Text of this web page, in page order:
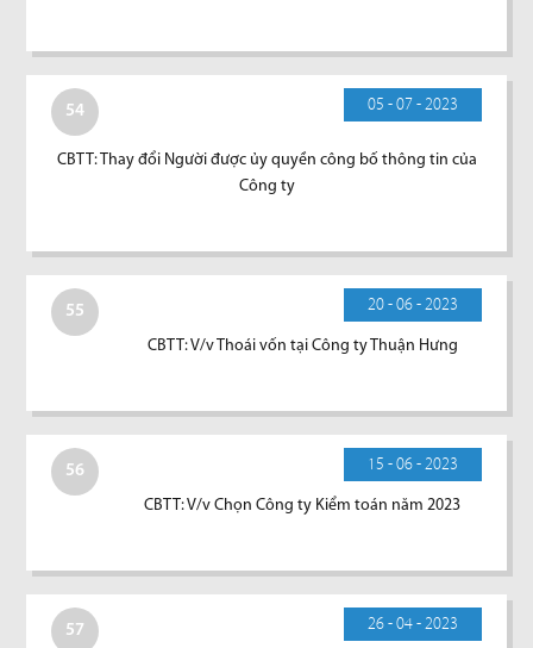
54 05 - 07 - 2023
CBTT: Thay đổi Người được ủy quyền công bố thông tin của
Công ty
55 20 - 06 - 2023
CBTT: V/v Thoái vốn tại Công ty Thuận Hưng
56 15 - 06 - 2023
CBTT: V/v Chọn Công ty Kiểm toán năm 2023
57 26 - 04 - 2023